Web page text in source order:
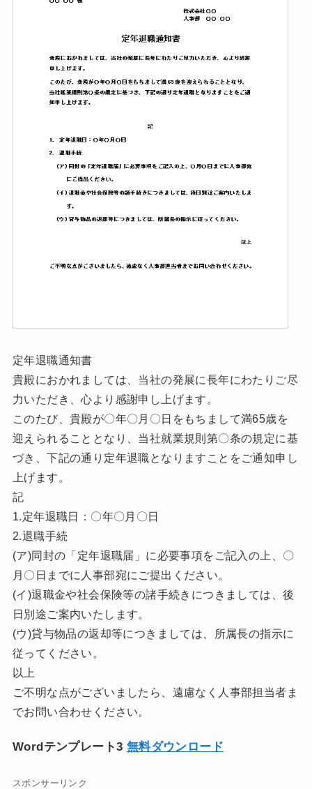
定年退職通知書
貴殿におかれましては、当社の発展に長年にわたりご尽
力いただき、心より感謝申し上げます。
このたび、貴殿が〇年〇月〇日をもちまして満65歳を
迎えられることとなり、当社就業規則第〇条の規定に基
づき、下記の通り定年退職となりますことをご通知申し
上げます。
記
1.定年退職日：〇年〇月〇日
2.退職手続
(ア)同封の「定年退職届」に必要事項をご記入の上、〇
月〇日までに人事部宛にご提出ください。
(イ)退職金や社会保険等の諸手続きにつきましては、後
日別途ご案内いたします。
(ウ)貸与物品の返却等につきましては、所属長の指示に
従ってください。
以上
ご不明な点がございましたら、遠慮なく人事部担当者ま
でお問い合わせください。
Wordテンプレート3 無料ダウンロード
スポンサーリンク